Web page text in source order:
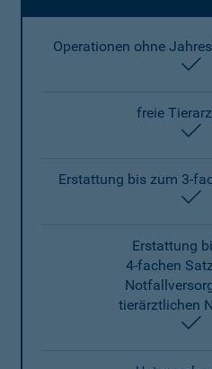
Operationen ohne
freie
Erstattung bis zum 3-
Erstattung
4-fachen
tierärztlichen